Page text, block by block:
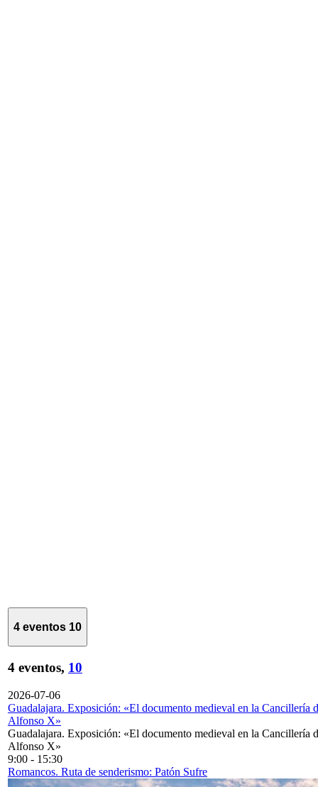
4 eventos 10
4 eventos, 10
2026-07-06
Guadalajara. Exposición: «El documento medieval en la Cancillería
Alfonso X»
Guadalajara. Exposición: «El documento medieval en la Cancillería
Alfonso X»
9:00 - 15:30
Romancos. Ruta de senderismo: Patón Sufre